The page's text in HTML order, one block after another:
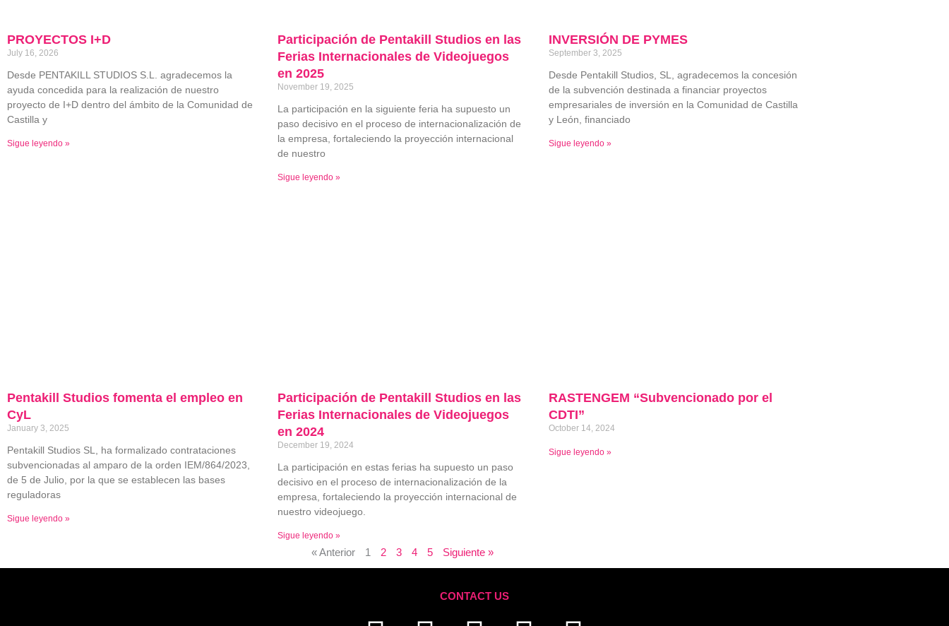
PROYECTOS I+D
July 16, 2026
Desde PENTAKILL STUDIOS S.L. agradecemos la
ayuda concedida para la realización de nuestro
proyecto de I+D dentro del ámbito de la Comunidad de
Castilla y
Sigue leyendo »
Participación de Pentakill Studios en las
Ferias Internacionales de Videojuegos
en 2025
November 19, 2025
La participación en la siguiente feria ha supuesto un
paso decisivo en el proceso de internacionalización de
la empresa, fortaleciendo la proyección internacional
de nuestro
Sigue leyendo »
INVERSIÓN DE PYMES
September 3, 2025
Desde Pentakill Studios, SL, agradecemos la concesión
de la subvención destinada a financiar proyectos
empresariales de inversión en la Comunidad de Castilla
y León, financiado
Sigue leyendo »
Pentakill Studios fomenta el empleo en
CyL
January 3, 2025
Pentakill Studios SL, ha formalizado contrataciones
subvencionadas al amparo de la orden IEM/864/2023,
de 5 de Julio, por la que se establecen las bases
reguladoras
Sigue leyendo »
Participación de Pentakill Studios en las
Ferias Internacionales de Videojuegos
en 2024
December 19, 2024
La participación en estas ferias ha supuesto un paso
decisivo en el proceso de internacionalización de la
empresa, fortaleciendo la proyección internacional de
nuestro videojuego.
Sigue leyendo »
RASTENGEM “Subvencionado por el
CDTI”
October 14, 2024
Sigue leyendo »
« Anterior 1 2 3 4 5 Siguiente »
CONTACT US